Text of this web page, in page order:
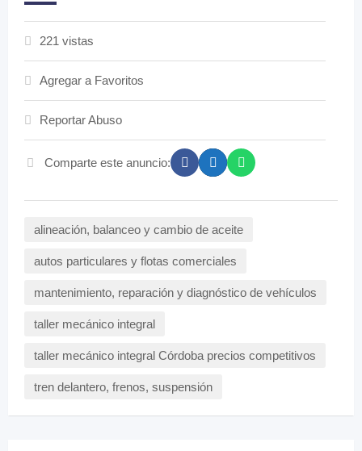
221 vistas
Agregar a Favoritos
Reportar Abuso
Comparte este anuncio:
alineación, balanceo y cambio de aceite
autos particulares y flotas comerciales
mantenimiento, reparación y diagnóstico de vehículos
taller mecánico integral
taller mecánico integral Córdoba precios competitivos
tren delantero, frenos, suspensión